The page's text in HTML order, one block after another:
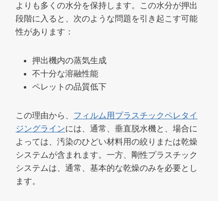
よりも多くの水分を保持します。この水分が押出
段階に入ると、次のような問題を引き起こす可能
性があります：
押出機内の蒸気生成
不十分な溶融性能
ペレットの品質低下
この理由から、 フィルム用プラスチックペレタイ
ジングラインには、通常、垂直脱水機と、場合に
よっては、汚染のひどい材料用の絞りまたは乾燥
システムが含まれます。一方、剛性プラスチック
システムは、通常、基本的な乾燥のみを必要とし
ます。